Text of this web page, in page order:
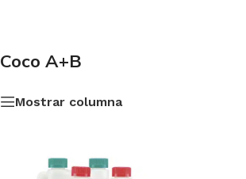
Coco A+B
Mostrar columna